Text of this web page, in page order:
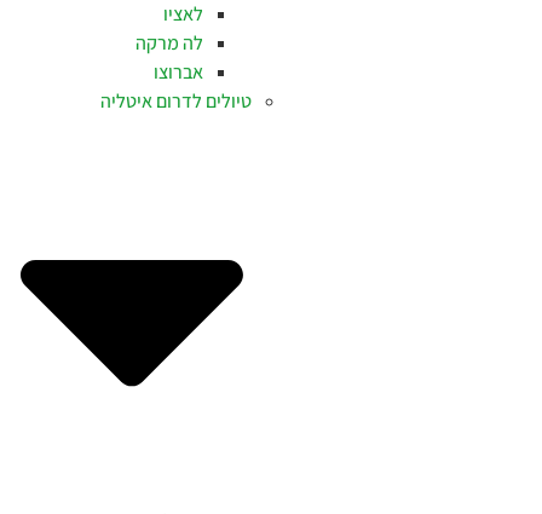
לאציו
לה מרקה
אברוצו
טיולים לדרום איטליה